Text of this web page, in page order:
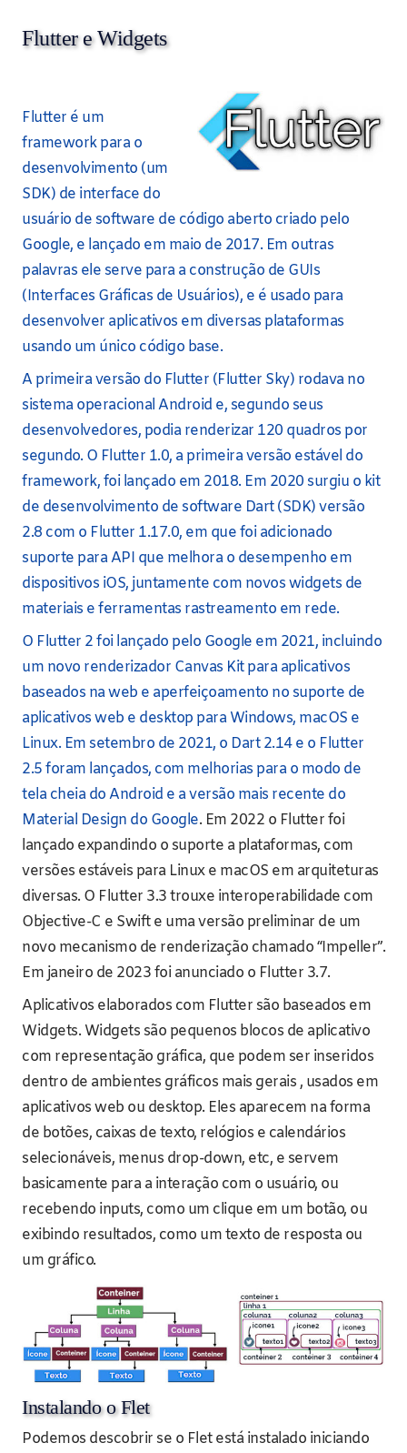
Flutter e Widgets
Flutter é um
framework para o
desenvolvimento (um
SDK) de interface do
usuário de software de código aberto criado pelo
Google, e lançado em maio de 2017. Em outras
palavras ele serve para a construção de GUIs
(Interfaces Gráficas de Usuários), e é usado para
desenvolver aplicativos em diversas plataformas
usando um único código base.
A primeira versão do Flutter (Flutter Sky) rodava no
sistema operacional Android e, segundo seus
desenvolvedores, podia renderizar 120 quadros por
segundo. O Flutter 1.0, a primeira versão estável do
framework, foi lançado em 2018. Em 2020 surgiu o kit
de desenvolvimento de software Dart (SDK) versão
2.8 com o Flutter 1.17.0, em que foi adicionado
suporte para API que melhora o desempenho em
dispositivos iOS, juntamente com novos widgets de
materiais e ferramentas rastreamento em rede.
O Flutter 2 foi lançado pelo Google em 2021, incluindo
um novo renderizador Canvas Kit para aplicativos
baseados na web e aperfeiçoamento no suporte de
aplicativos web e desktop para Windows, macOS e
Linux. Em setembro de 2021, o Dart 2.14 e o Flutter
2.5 foram lançados, com melhorias para o modo de
tela cheia do Android e a versão mais recente do
Material Design do Google. Em 2022 o Flutter foi
lançado expandindo o suporte a plataformas, com
versões estáveis para Linux e macOS em arquiteturas
diversas. O Flutter 3.3 trouxe interoperabilidade com
Objective-C e Swift e uma versão preliminar de um
novo mecanismo de renderização chamado “Impeller”.
Em janeiro de 2023 foi anunciado o Flutter 3.7.
Aplicativos elaborados com Flutter são baseados em
Widgets. Widgets são pequenos blocos de aplicativo
com representação gráfica, que podem ser inseridos
dentro de ambientes gráficos mais gerais , usados em
aplicativos web ou desktop. Eles aparecem na forma
de botões, caixas de texto, relógios e calendários
selecionáveis, menus drop-down, etc, e servem
basicamente para a interação com o usuário, ou
recebendo inputs, como um clique em um botão, ou
exibindo resultados, como um texto de resposta ou
um gráfico.
Instalando o Flet
Podemos descobrir se o Flet está instalado iniciando